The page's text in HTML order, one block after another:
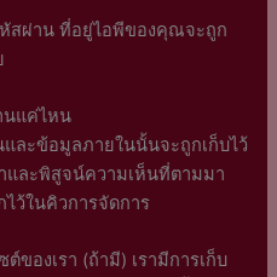
สผ่าน ที่อยู่ไอพีของคุณจะถูก
นแค่ไหน
ละข้อมูลภายในนั้นจะถูกเก็บไว้
และพิสูจน์ความเห็นที่ตามมา
ว้ในคิวการจัดการ
ของเรา (ถ้ามี) เรามีการเก็บ